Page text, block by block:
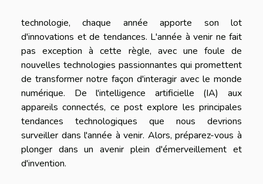
technologie, chaque année apporte son lot
d'innovations et de tendances. L'année à venir ne fait
pas exception à cette règle, avec une foule de
nouvelles technologies passionnantes qui promettent
de transformer notre façon d'interagir avec le monde
numérique. De l'intelligence artificielle (IA) aux
appareils connectés, ce post explore les principales
tendances technologiques que nous devrions
surveiller dans l'année à venir. Alors, préparez-vous à
plonger dans un avenir plein d'émerveillement et
d'invention.